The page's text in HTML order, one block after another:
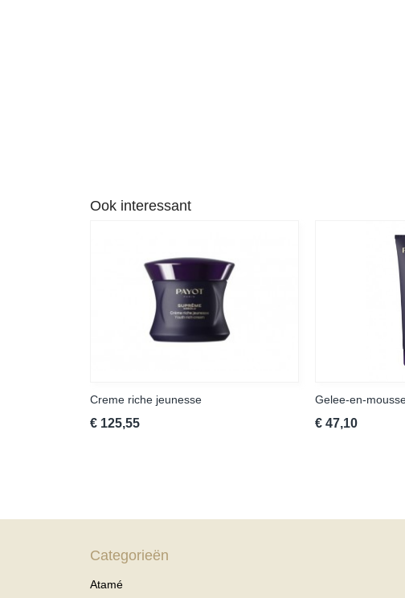
Ook interessant
Creme riche jeunesse
€ 125,55
Gelee-en-
€ 47,10
Categorieën
Atamé